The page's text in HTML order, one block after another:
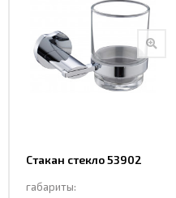
Стакан стекло 53902
габариты: